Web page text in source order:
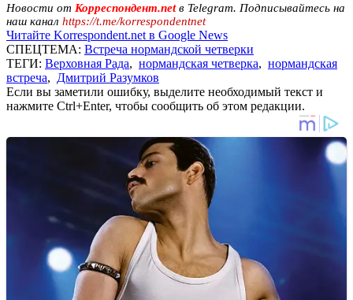
Новости от Корреспондент.netв Telegram. Подписывайтесь на
наш канал https://t.me/korrespondentnet
Читайте Korrespondent.net в Google News
СПЕЦТЕМА: Встреча нормандской четверки
ТЕГИ: Верховная Рада, нормандская четверка, нормандская
встреча, Дмитрий Разумков
Если вы заметили ошибку, выделите необходимый текст и
нажмите Ctrl+Enter, чтобы сообщить об этом редакции.